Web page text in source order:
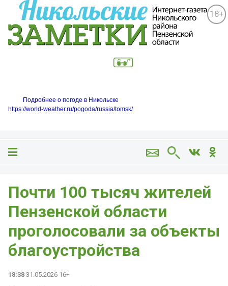
18+
Подробнее о погоде в Никольске
https://world-weather.ru/pogoda/russia/tomsk/
Почти 100 тысяч жителей
Пензенской области
проголосовали за объекты
благоустройства
18:38 31.05.2026 16+